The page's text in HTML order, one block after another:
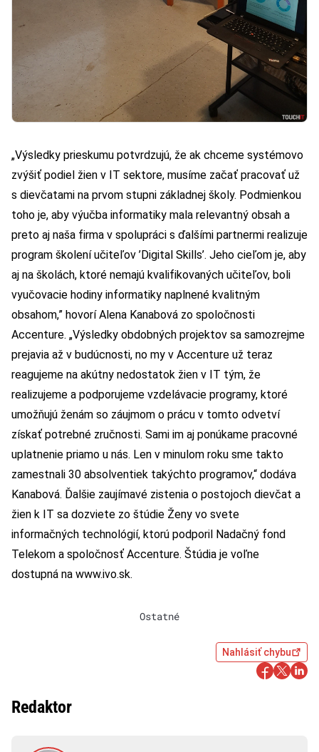
„Výsledky prieskumu potvrdzujú, že ak chceme systémovo
zvýšiť podiel žien v IT sektore, musíme začať pracovať už
s dievčatami na prvom stupni základnej školy. Podmienkou
toho je, aby výučba informatiky mala relevantný obsah a
preto aj naša firma v spolupráci s ďalšími partnermi realizuje
program školení učiteľov ’Digital Skills’. Jeho cieľom je, aby
aj na školách, ktoré nemajú kvalifikovaných učiteľov, boli
vyučovacie hodiny informatiky naplnené kvalitným
obsahom,” hovorí Alena Kanabová zo spoločnosti
Accenture. „Výsledky obdobných projektov sa samozrejme
prejavia až v budúcnosti, no my v Accenture už teraz
reagujeme na akútny nedostatok žien v IT tým, že
realizujeme a podporujeme vzdelávacie programy, ktoré
umožňujú ženám so záujmom o prácu v tomto odvetví
získať potrebné zručnosti. Sami im aj ponúkame pracovné
uplatnenie priamo u nás. Len v minulom roku sme takto
zamestnali 30 absolventiek takýchto programov,“ dodáva
Kanabová. Ďalšie zaujímavé zistenia o postojoch dievčat a
žien k IT sa dozviete zo štúdie Ženy vo svete
informačných technológií, ktorú podporil Nadačný fond
Telekom a spoločnosť Accenture. Štúdia je voľne
dostupná na www.ivo.sk.
Ostatné
Nahlásiť chybu
Redaktor